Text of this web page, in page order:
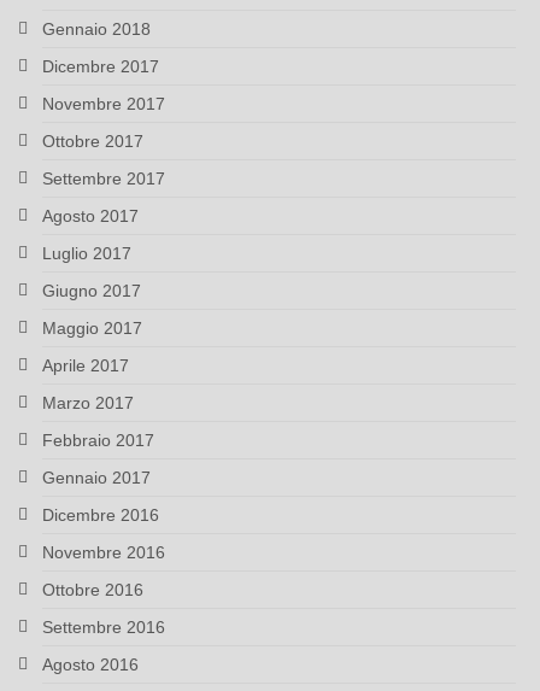
Gennaio 2018
Dicembre 2017
Novembre 2017
Ottobre 2017
Settembre 2017
Agosto 2017
Luglio 2017
Giugno 2017
Maggio 2017
Aprile 2017
Marzo 2017
Febbraio 2017
Gennaio 2017
Dicembre 2016
Novembre 2016
Ottobre 2016
Settembre 2016
Agosto 2016